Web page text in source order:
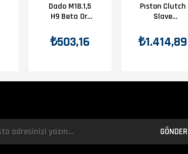
Dado M18.1,5
H9 Beta Orj
₺503,16
Pıston Clutch
Slave
Beta Orj Yp
B4-1
₺1.414,89
GÖNDER